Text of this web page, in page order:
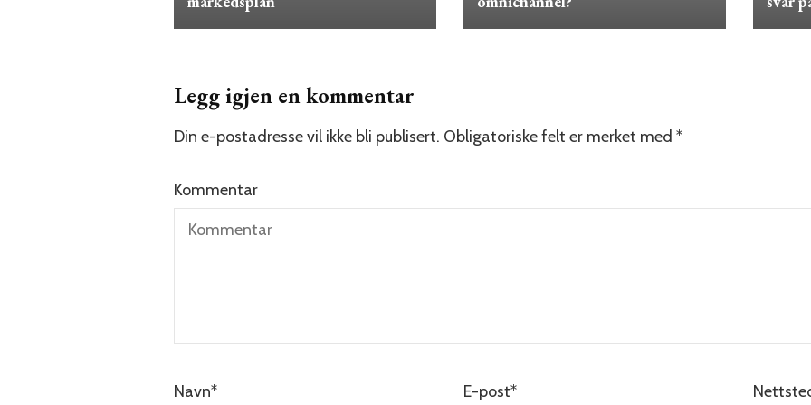
Legg igjen en kommentar
Din e-postadresse vil ikke bli publisert. Obligatoriske felt er merket med *
Kommentar
Navn* E-post*